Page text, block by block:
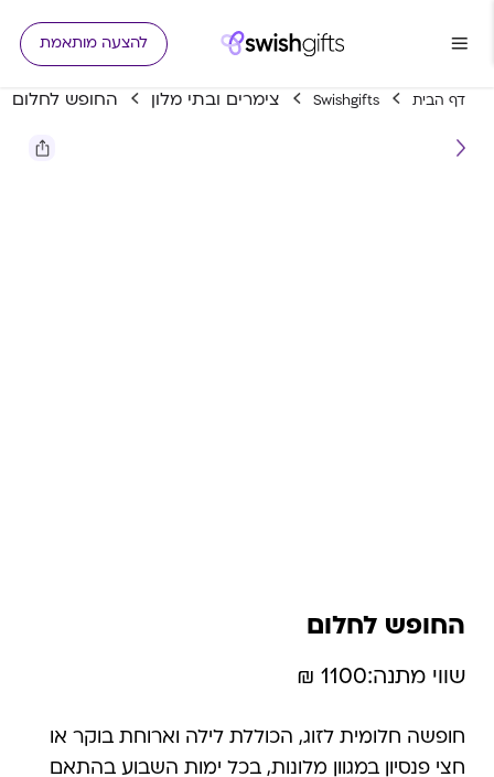
להצעה מותאמת
דף הבית Swishgifts צימרים ובתי מלון החופש לחלום
החופש לחלום
שווי מתנה:1100 ₪
חופשה חלומית לזוג, הכוללת לילה וארוחת בוקר או
חצי פנסיון במגוון מלונות, בכל ימות השבוע בהתאם